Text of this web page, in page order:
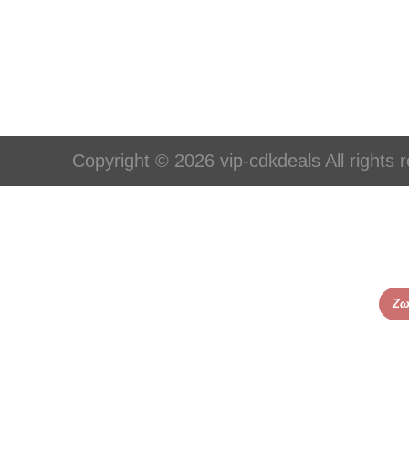
Copyright © 2026 vip-cdkdeals All rights